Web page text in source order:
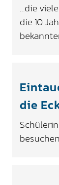
…die
die 10
die